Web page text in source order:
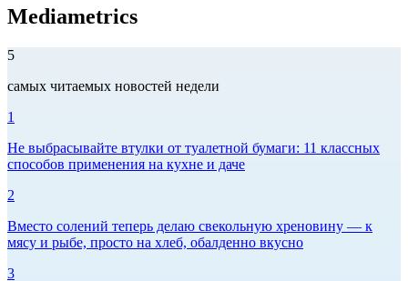
Mediametrics
5
самых читаемых новостей недели
1
Не выбрасывайте втулки от туалетной бумаги: 11 классных
способов применения на кухне и даче
2
Вместо солений теперь делаю свекольную хреновину — к
мясу и рыбе, просто на хлеб, обалденно вкусно
3